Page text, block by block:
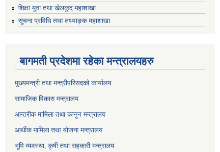
शिक्षा युवा तथा खेलकुद महाशाखा
सूचना प्रविधि तथा तथ्याङ्क महाशाखा
बागमती प्रदेशमा रहेका मन्त्रालयहरु
मुख्यमन्त्री तथा मन्त्रीपरिसदको कार्यालय
सामाजिक विकास मन्त्रालय
आन्तरीक मामिला तथा कानुन मन्त्रालय
आर्थीक मामिला तथा योजना मन्त्रालय
भूमि व्यवस्था, कृषी तथा सहकारी मन्त्रालय